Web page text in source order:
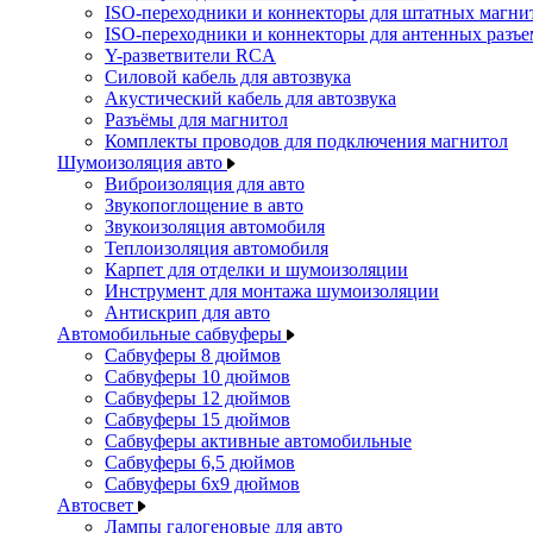
ISO-переходники и коннекторы для штатных
ISO-переходники и коннекторы для антенных
Y-разветвители RCA
Силовой кабель для автозвука
Акустический кабель для автозвука
Разъёмы для магнитол
Комплекты проводов для подключения магнитол
Шумоизоляция авто
Виброизоляция для авто
Звукопоглощение в авто
Звукоизоляция автомобиля
Теплоизоляция автомобиля
Карпет для отделки и шумоизоляции
Инструмент для монтажа шумоизоляции
Антискрип для авто
Автомобильные сабвуферы
Сабвуферы 8 дюймов
Сабвуферы 10 дюймов
Сабвуферы 12 дюймов
Сабвуферы 15 дюймов
Сабвуферы активные автомобильные
Сабвуферы 6,5 дюймов
Сабвуферы 6x9 дюймов
Автосвет
Лампы галогеновые для авто